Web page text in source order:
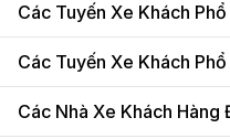
Các Tuyến Xe Khách
Các Tuyến Xe Khách
Các Nhà Xe Khách